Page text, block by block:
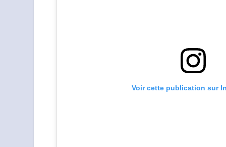
Voir cette publication sur